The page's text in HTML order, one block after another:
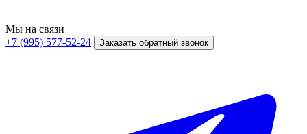
Мы на связи
+7 (995) 577-52-24
Заказать обратный звонок